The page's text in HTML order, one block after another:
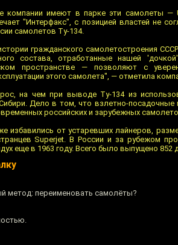
компании имеют в парке эти самолеты —
"Интерфакс", с позицией властей не
самолетов Ту-134.
гражданского самолетостроения
состава, отработанные нашей
пространстве — позволяют с
этого самолета", — отметила
на чем при выводе Ту-134 из
Дело в том, что взлетно-
российских и зарубежных
избавились от устаревших лайнеров,
Superjet. В России и за рубежом
еще в 1963 году. Всего было выпущено 852
метод: переименовать самолёты?